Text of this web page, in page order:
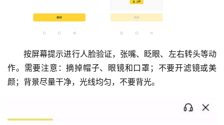
按屏幕提示进行人脸验证，张嘴、眨眼、左右转头等动
作。需要注意：摘掉帽子、眼镜和口罩；不要开滤镜或美
颜；背景尽量干净，光线均匀，不要背光。